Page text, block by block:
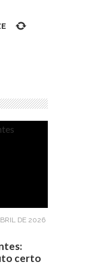
DE 2026
certo